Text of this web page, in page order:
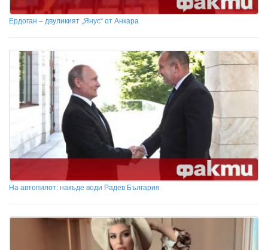
Ердоган – двуликият „Янус“ от Анкара
На автопилот: накъде води Радев България